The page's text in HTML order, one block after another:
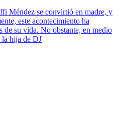
Méndez se convirtió en madre, y
este acontecimiento ha
de su vida. No obstante, en medio
la hija de DJ